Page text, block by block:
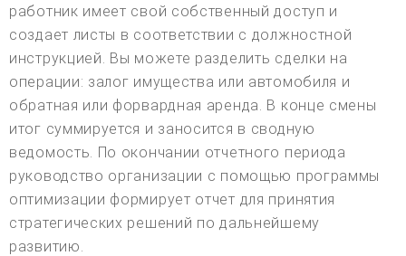
работник имеет свой собственный доступ и
создает листы в соответствии с должностной
инструкцией. Вы можете разделить сделки на
операции: залог имущества или автомобиля и
обратная или форвардная аренда. В конце смены
итог суммируется и заносится в сводную
ведомость. По окончании отчетного периода
руководство организации с помощью программы
оптимизации формирует отчет для принятия
стратегических решений по дальнейшему
развитию.